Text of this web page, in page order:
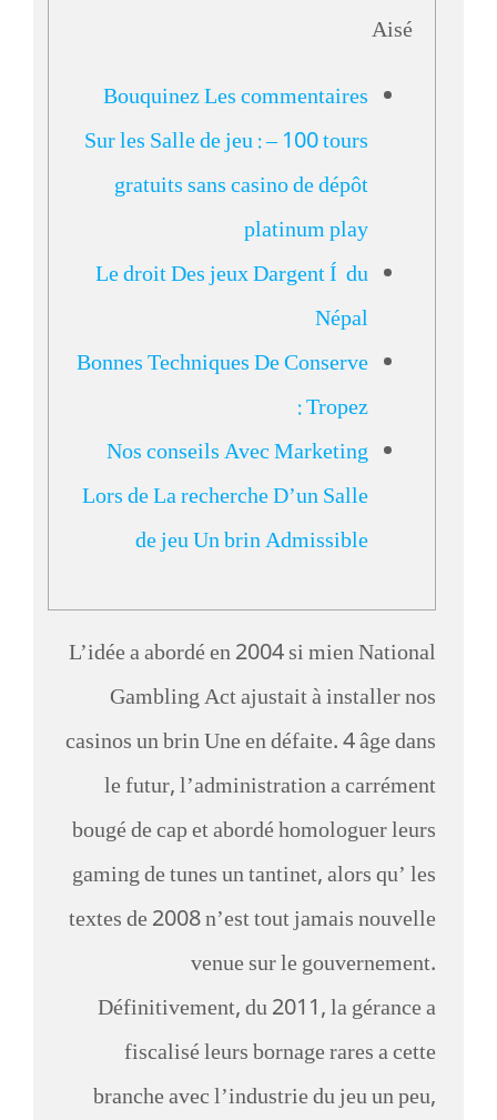
Aisé
Bouquinez Les commentaires
Sur les Salle de jeu : – 100 tours
gratuits sans casino de dépôt
platinum play
Le droit Des jeux Dargent Í du
Népal
Bonnes Techniques De Conserve
: Tropez
Nos conseils Avec Marketing
Lors de La recherche D’un Salle
de jeu Un brin Admissible
L’idée a abordé en 2004 si mien National
Gambling Act ajustait à installer nos
casinos un brin Une en défaite. 4 âge dans
le futur, l’administration a carrément
bougé de cap et abordé homologuer leurs
gaming de tunes un tantinet, alors qu’ les
textes de 2008 n’est tout jamais nouvelle
venue sur le gouvernement.
Définitivement, du 2011, la gérance a
fiscalisé leurs bornage rares a cette
branche avec l’industrie du jeu un peu,